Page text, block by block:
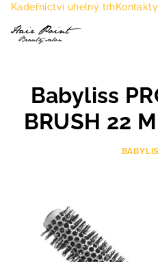
Přejít
obsah
Kadeřnictví uhelný trhKontakty
Babyliss
BRUSH 22